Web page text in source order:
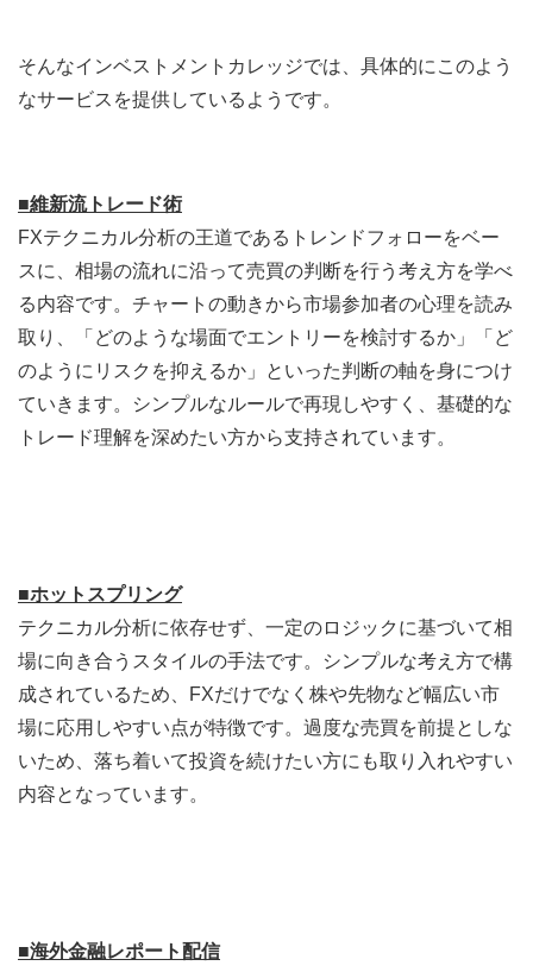
そんなインベストメントカレッジでは、具体的にこのよう
なサービスを提供しているようです。
■維新流トレード術
FXテクニカル分析の王道であるトレンドフォローをベー
スに、相場の流れに沿って売買の判断を行う考え方を学べ
る内容です。チャートの動きから市場参加者の心理を読み
取り、「どのような場面でエントリーを検討するか」「ど
のようにリスクを抑えるか」といった判断の軸を身につけ
ていきます。シンプルなルールで再現しやすく、基礎的な
トレード理解を深めたい方から支持されています。
■ホットスプリング
テクニカル分析に依存せず、一定のロジックに基づいて相
場に向き合うスタイルの手法です。シンプルな考え方で構
成されているため、FXだけでなく株や先物など幅広い市
場に応用しやすい点が特徴です。過度な売買を前提としな
いため、落ち着いて投資を続けたい方にも取り入れやすい
内容となっています。
■海外金融レポート配信